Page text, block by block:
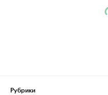
Рубрики